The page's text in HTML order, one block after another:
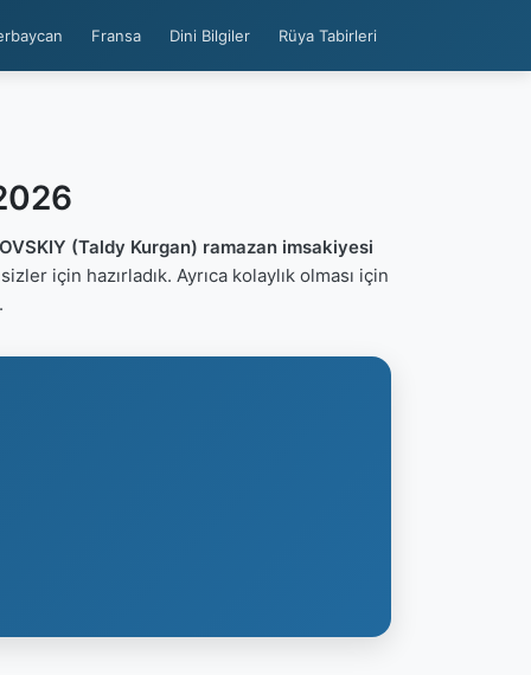
Fransa Dini Bilgiler Rüya Tabirleri
(Taldy Kurgan) ramazan imsakiyesi
için hazırladık. Ayrıca kolaylık olması için